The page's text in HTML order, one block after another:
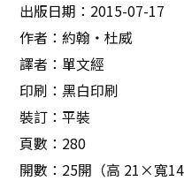
出版日期：2015-07-17
作者：約翰‧杜威
譯者：單文經
印刷：黑白印刷
裝訂：平裝
頁數：280
開數：25開（高 21×寬